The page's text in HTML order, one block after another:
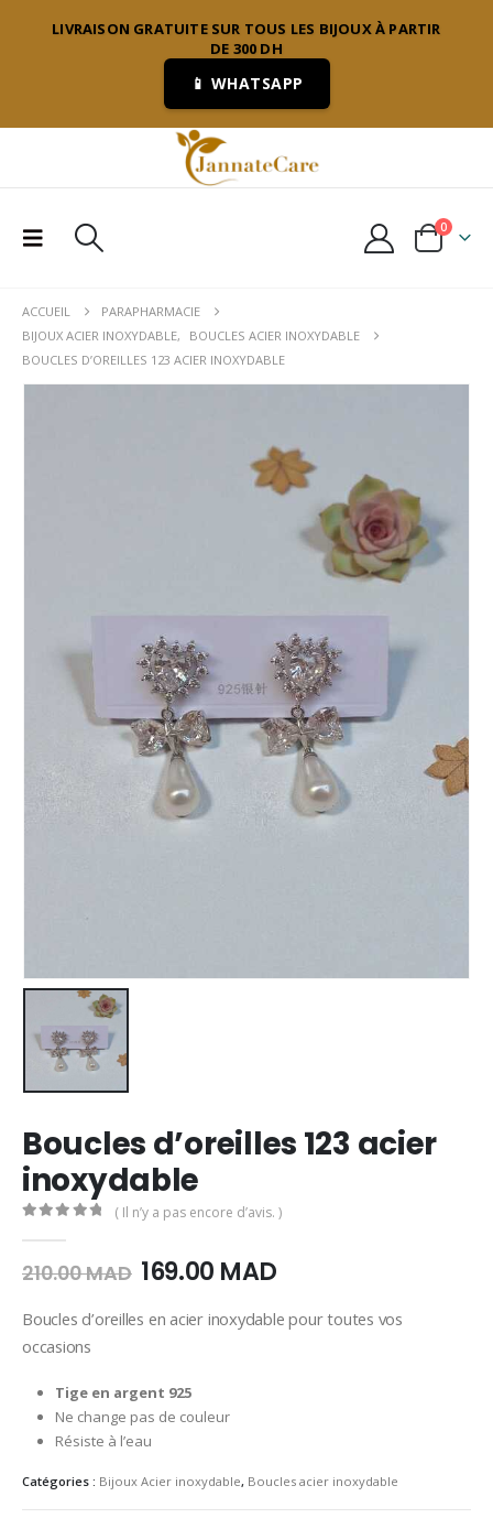
LIVRAISON GRATUITE SUR TOUS LES BIJOUX À PARTIR
DE 300 DH
📱 WHATSAPP
0
ACCUEIL
PARAPHARMACIE
BIJOUX ACIER INOXYDABLE,
BOUCLES ACIER INOXYDABLE
BOUCLES D’OREILLES 123 ACIER INOXYDABLE
Boucles d’oreilles 123 acier
inoxydable
( Il n’y a pas encore d’avis. )
210.00MAD Le
initial
MAD.
169.00 MADLe
actuel
Boucles d’oreilles en acier inoxydable pour toutes vos
occasions
Tige en argent 925
Ne change pas de couleur
Résiste à l’eau
Catégories : Bijoux Acier inoxydable, Boucles acier inoxydable